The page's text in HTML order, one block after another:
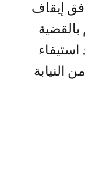
إيقاف
النيابة